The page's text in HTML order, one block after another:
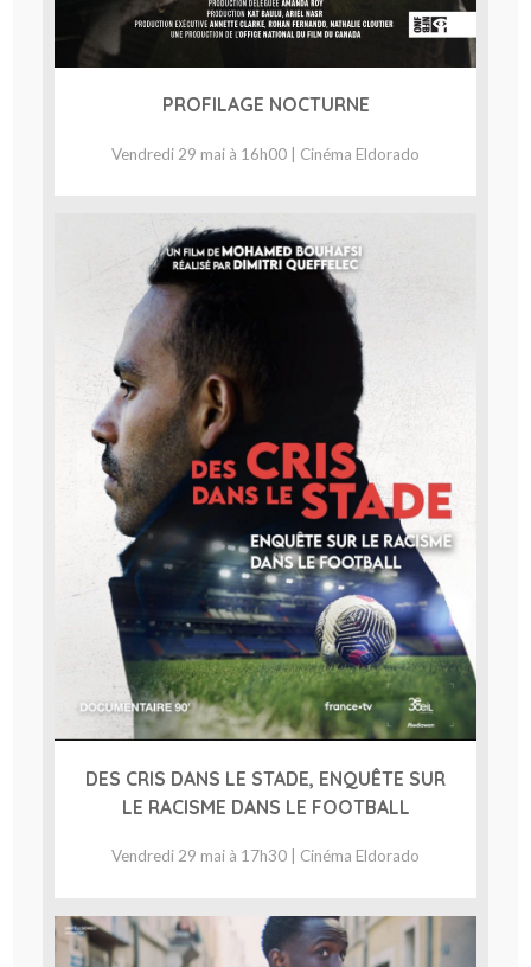
PROFILAGE NOCTURNE
Vendredi 29 mai à 16h00 | Cinéma Eldorado
DES CRIS DANS LE STADE, ENQUÊTE SUR
LE RACISME DANS LE FOOTBALL
Vendredi 29 mai à 17h30 | Cinéma Eldorado